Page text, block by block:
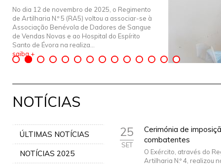
No dia 12 de novembro de 2025, o Regimento
de Artilharia N.º 5 (RA5) voltou a associar-se à
Associação Benévola de Dadores de Sangue
de Vendas Novas e ao Hospital do Espírito
Santo de Évora na realiza...
saiba +
NOTÍCIAS
ÚLTIMAS NOTÍCIAS
NOTÍCIAS 2025
25
SET
Cerimónia de
combatentes
O Exército, através do
Artilharia N.º 4, realizou